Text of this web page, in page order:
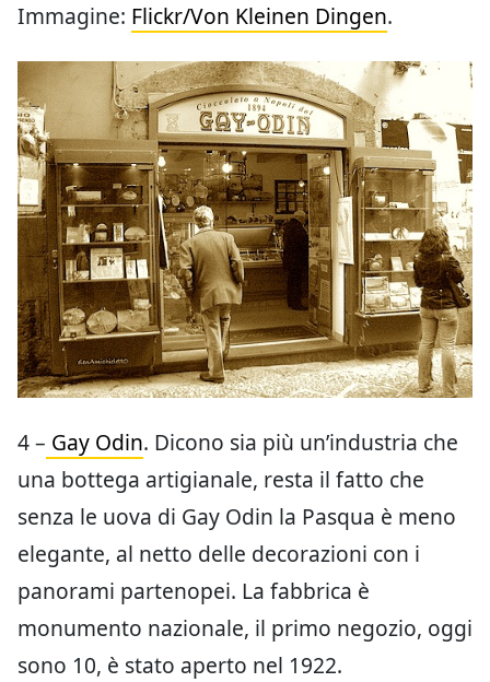
Immagine: Flickr/Von Kleinen Dingen.
4 – Gay Odin. Dicono sia più un’industria che
una bottega artigianale, resta il fatto che
senza le uova di Gay Odin la Pasqua è meno
elegante, al netto delle decorazioni con i
panorami partenopei. La fabbrica è
monumento nazionale, il primo negozio, oggi
sono 10, è stato aperto nel 1922.